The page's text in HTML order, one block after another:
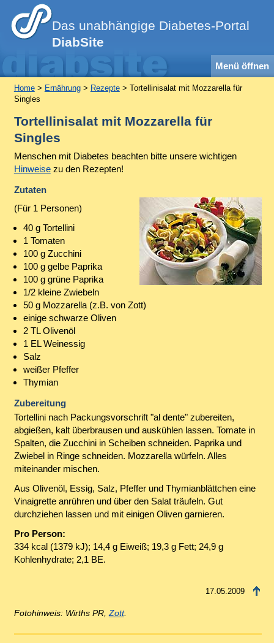
Das unabhängige Diabetes-Portal
DiabSite
Menü öffnen
Home> Ernährung> Rezepte> Tortellinisalat mit Mozzarella für
Singles
Tortellinisalat mit Mozzarella für
Singles
Menschen mit Diabetes beachten bitte unsere wichtigen
Hinweisezu den Rezepten!
Zutaten
(Für 1 Personen)
40 g Tortellini
1 Tomaten
100 g Zucchini
100 g gelbe Paprika
100 g grüne Paprika
1/2 kleine Zwiebeln
50 g Mozzarella (z.B. von Zott)
einige schwarze Oliven
2 TL Olivenöl
1 EL Weinessig
Salz
weißer Pfeffer
Thymian
Zubereitung
Tortellini nach Packungsvorschrift "al dente" zubereiten,
abgießen, kalt überbrausen und auskühlen lassen. Tomate in
Spalten, die Zucchini in Scheiben schneiden. Paprika und
Zwiebel in Ringe schneiden. Mozzarella würfeln. Alles
miteinander mischen.
Aus Olivenöl, Essig, Salz, Pfeffer und Thymianblättchen eine
Vinaigrette anrühren und über den Salat träufeln. Gut
durchziehen lassen und mit einigen Oliven garnieren.
Pro Person:
334 kcal (1379 kJ); 14,4 g Eiweiß; 19,3 g Fett; 24,9 g
Kohlenhydrate; 2,1 BE.
17.05.2009
Fotohinweis: Wirths PR, Zott.